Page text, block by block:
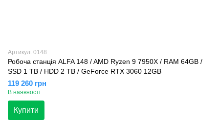
Артикул: 0148
Робоча станція ALFA 148 / AMD Ryzen 9 7950X / RAM 64GB /
SSD 1 TB / HDD 2 TB / GeForce RTX 3060 12GB
119 260 грн
В наявності
Купити